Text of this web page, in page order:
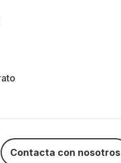
Contacta con nosotros